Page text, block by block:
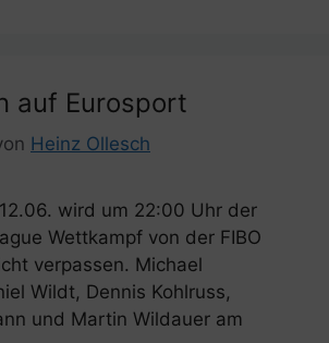
auf Eurosport
Heinz Ollesch
wird um 22:00 Uhr der
Wettkampf von der FIBO
verpassen. Michael
Wildt, Dennis Kohlruss,
und Martin Wildauer am